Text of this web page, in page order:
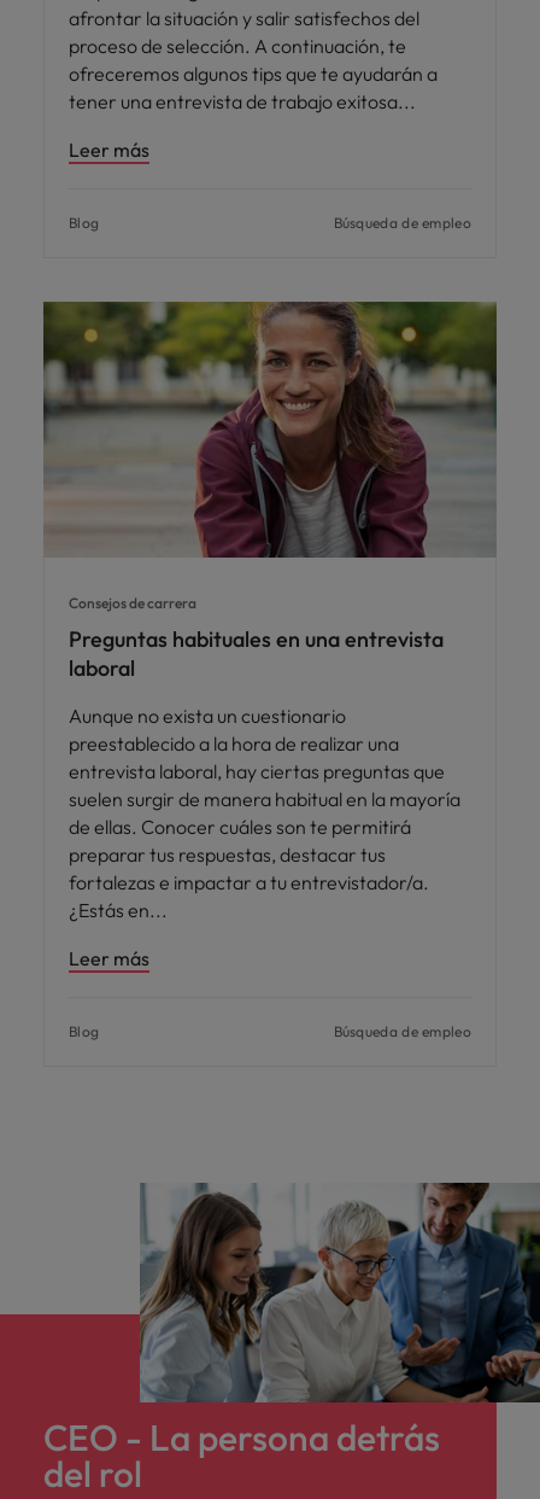
afrontar la situación y salir satisfechos del
proceso de selección. A continuación, te
ofreceremos algunos tips que te ayudarán a
tener una entrevista de trabajo exitosa
Leer más
Blog Búsqueda de empleo
Consejos de carrera
Preguntas habituales en una entrevista
laboral
Aunque no exista un cuestionario
preestablecido a la hora de realizar una
entrevista laboral, hay ciertas preguntas que
suelen surgir de manera habitual en la mayoría
de ellas. Conocer cuáles son te permitirá
preparar tus respuestas, destacar tus
fortalezas e impactar a tu entrevistador/a.
¿Estás en
Leer más
Blog Búsqueda de empleo
CEO - La persona detrás
del rol